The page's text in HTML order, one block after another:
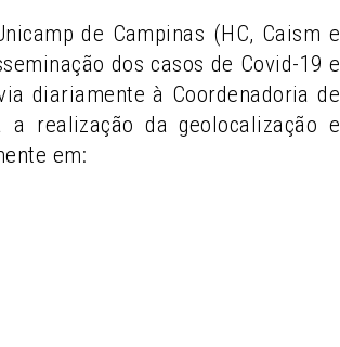
de Campinas (HC, Caism e
dos casos de Covid-19 e
diariamente à Coordenadoria de
realização da geolocalização e
em: